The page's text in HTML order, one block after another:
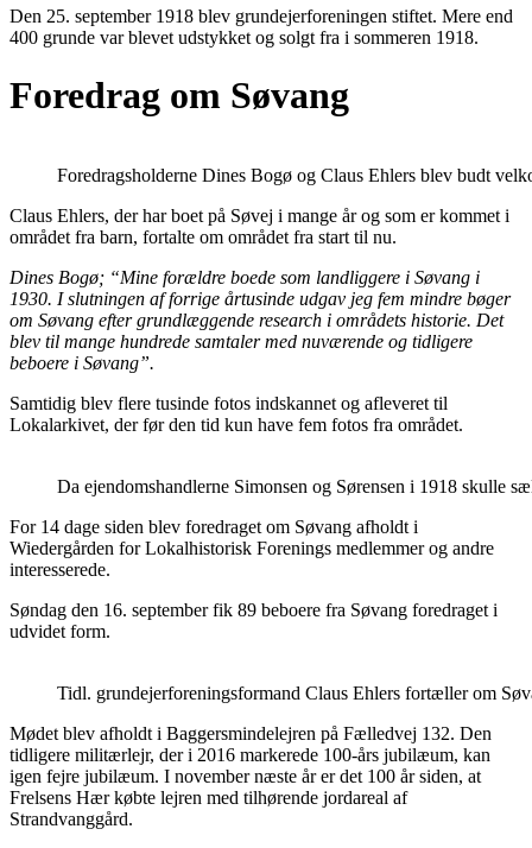
Den 25. september 1918 blev grundejerforeningen stiftet. Mere end
400 grunde var blevet udstykket og solgt fra i sommeren 1918.
Foredrag om Søvang
Foredragsholderne Dines Bogø og Claus Ehlers blev budt
Claus Ehlers, der har boet på Søvej i mange år og som er kommet i
området fra barn, fortalte om området fra start til nu.
Dines Bogø; “Mine forældre boede som landliggere i Søvang i
1930. I slutningen af forrige årtusinde udgav jeg fem mindre bøger
om Søvang efter grundlæggende research i områdets historie. Det
blev til mange hundrede samtaler med nuværende og tidligere
beboere i Søvang”.
Samtidig blev flere tusinde fotos indskannet og afleveret til
Lokalarkivet, der før den tid kun have fem fotos fra området.
Da ejendomshandlerne Simonsen og Sørensen i 1918 skulle
For 14 dage siden blev foredraget om Søvang afholdt i
Wiedergården for Lokalhistorisk Forenings medlemmer og andre
interesserede.
Søndag den 16. september fik 89 beboere fra Søvang foredraget i
udvidet form.
Tidl. grundejerforeningsformand Claus Ehlers fortæller om
Mødet blev afholdt i Baggersmindelejren på Fælledvej 132. Den
tidligere militærlejr, der i 2016 markerede 100-års jubilæum, kan
igen fejre jubilæum. I november næste år er det 100 år siden, at
Frelsens Hær købte lejren med tilhørende jordareal af
Strandvanggård.